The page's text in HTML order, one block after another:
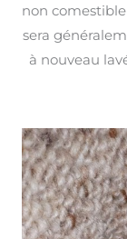
non
sera
à nouveau